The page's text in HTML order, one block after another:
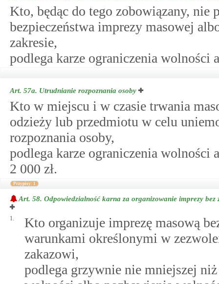
Kto, będąc do tego zobowiązany, nie
bezpieczeństwa imprezy masowej
zakresie,
podlega karze ograniczenia wolności
Art. 57a. Utrudnianie rozpoznania osoby
Kto w miejscu i w czasie trwania
odzieży lub przedmiotu w celu
rozpoznania osoby,
podlega karze ograniczenia wolności
2 000 zł.
Przypisy: 1
Art. 58. Odpowiedzialność karna za organizowanie imprezy
1.
Kto organizuje imprezę masową
warunkami określonymi w
zakazowi,
podlega grzywnie nie mniejszej